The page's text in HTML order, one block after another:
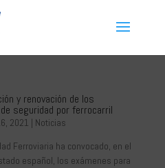
y renovación de los
seguridad por ferrocarril
2021 | Noticias
Ferroviaria ha convocado, en el
español, los exámenes para